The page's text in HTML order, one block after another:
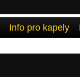
Info pro kapely